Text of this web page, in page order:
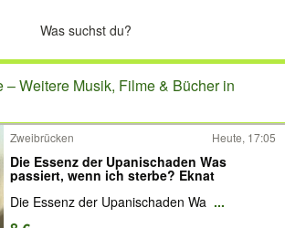
–Weitere Musik, Filme & Bücher in
Zweibrücken Heute, 17:05
Die Essenz der Upanischaden Was
passiert, wenn ich sterbe? Eknat
Die Essenz der Upanischaden Wa ...